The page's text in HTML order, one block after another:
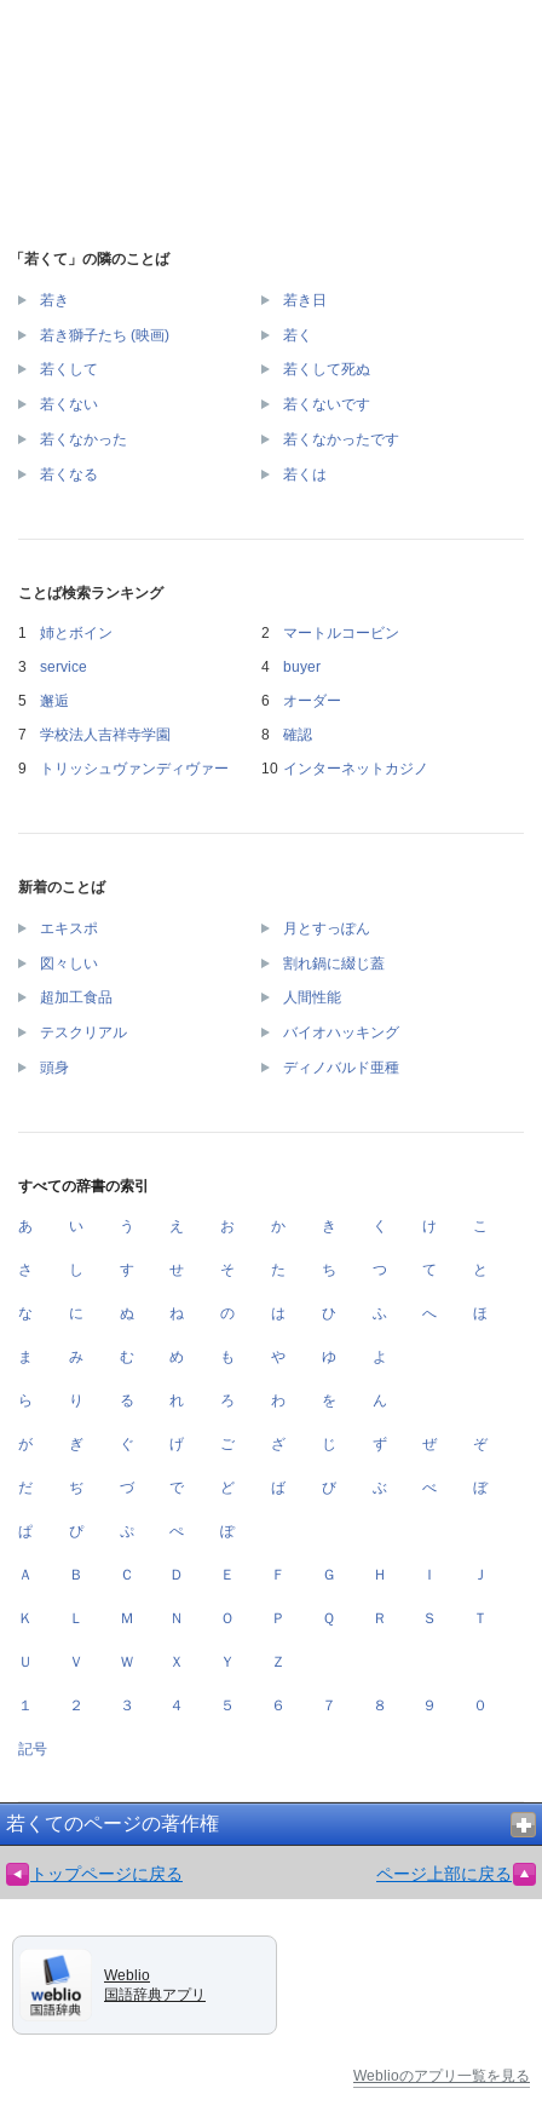
「若くて」の隣のことば
若き 若き日
若き獅子たち (映画) 若く
若くして 若くして死ぬ
若くない 若くないです
若くなかった 若くなかったです
若くなる 若くは
ことば検索ランキング
姉とボイン
マートルコービン
service
buyer
邂逅
オーダー
学校法人吉祥寺学園
確認
トリッシュヴァンディヴァー
インターネットカジノ
新着のことば
エキスポ 月とすっぽん
図々しい 割れ鍋に綴じ蓋
超加工食品 人間性能
テスクリアル バイオハッキング
頭身 ディノバルド亜種
すべての辞書の索引
あ い う え お か き く け こ
さ し す せ そ た ち つ て と
な に ぬ ね の は ひ ふ へ ほ
ま み む め も や ゆ よ
ら り る れ ろ わ を ん
が ぎ ぐ げ ご ざ じ ず ぜ ぞ
だ ぢ づ で ど ば び ぶ べ ぼ
ぱ ぴ ぷ ぺ ぽ
Ａ Ｂ Ｃ Ｄ Ｅ Ｆ Ｇ Ｈ Ｉ Ｊ
Ｋ Ｌ Ｍ Ｎ Ｏ Ｐ Ｑ Ｒ Ｓ Ｔ
Ｕ Ｖ Ｗ Ｘ Ｙ Ｚ
１ ２ ３ ４ ５ ６ ７ ８ ９ ０
記号
若くてのページの著作権
トップページに戻る ページ上部に戻る
Weblio
国語辞典アプリ
Weblioのアプリ一覧を見る